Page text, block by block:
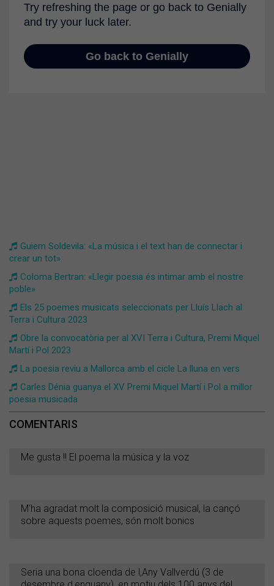
Guiem Soldevila: «La música i el text han de connectar i
crear un tot»
Coloma Bertran: «Llegir poesia és intimar amb el nostre
poble»
Els 25 poemes musicats seleccionats per Lluís Llach al
Terra i Cultura 2023
Obre la convocatòria per al XVI Terra i Cultura, Premi Miquel
Martí i Pol 2023
La poesia reviu a Mallorca amb el cicle La lluna en vers
Carles Dénia guanya el XV Premi Miquel Martí i Pol a millor
poesia musicada
COMENTARIS
Me gusta !! El poema la música y la voz
M'ha agradat molt la composició musical, la cançó
sobre aquests poemes, són molt bonics
Seria una bona cloenda de l,Any Vallverdú (3 de